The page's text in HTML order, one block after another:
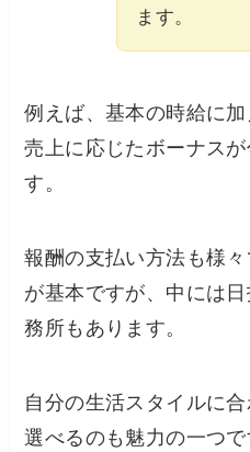
ます。
例えば、基本の時給に
売上に応じたボーナス
す。
報酬の支払い方法も様
が基本ですが、中には
務所もあります。
自分の生活スタイルに
選べるのも魅力の一つで